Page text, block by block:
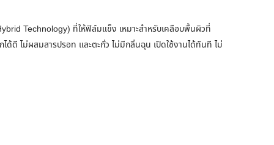
Technology) ที่ให้ฟิล์มแข็ง เหมาะสำหรับเคลือบพื้นผิวที่
ด้ดี ไม่ผสมสารปรอท และตะกั่ว ไม่มีกลิ่นฉุน เปิดใช้งานได้ทันที ไม่